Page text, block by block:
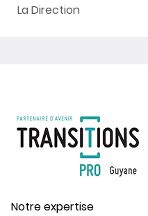
La Direction
Notre expertise